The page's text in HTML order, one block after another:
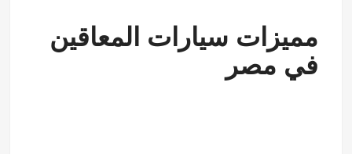
مميزات سيارات المعاقين
في مصر